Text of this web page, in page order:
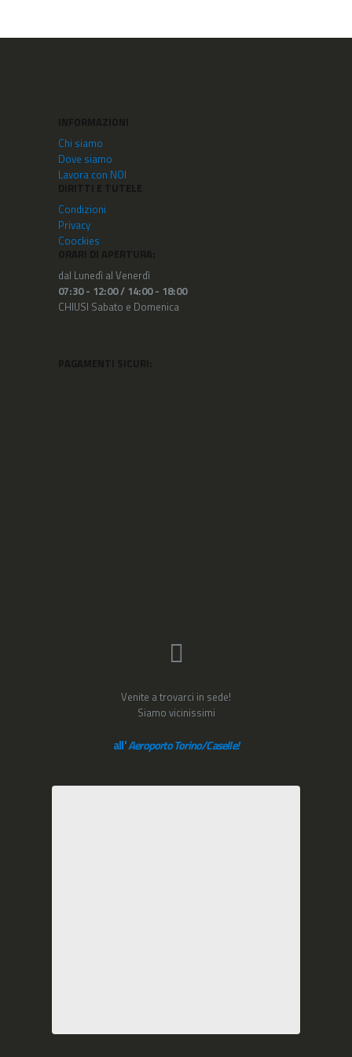
Chi siamo
Dove siamo
Lavora con NOI
Condizioni
Privacy
Coockies
dal Lunedì al Venerdì
07:30 - 12:00 / 14:00 - 18:00
CHIUSI Sabato e Domenica
Venite a trovarci in sede!
Siamo vicinissimi
all'Aeroporto Torino/Caselle!